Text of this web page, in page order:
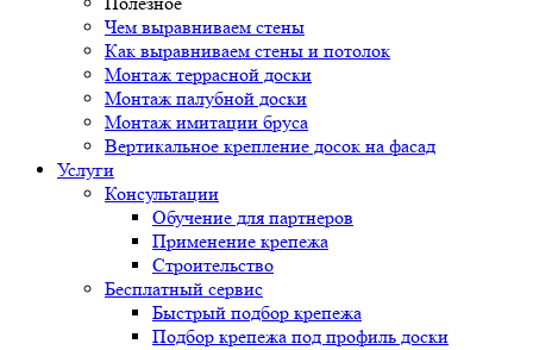
Чем выравниваем стены
Как выравниваем стены и потолок
Монтаж террасной доски
Монтаж палубной доски
Монтаж имитации бруса
Вертикальное крепление досок на фасад
Услуги
Консультации
Обучение для партнеров
Применение крепежа
Строительство
Бесплатный сервис
Быстрый подбор крепежа
Подбор крепежа под профиль доски